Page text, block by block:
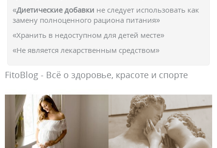
«Диетические добавки не следует использовать как
замену полноценного рациона питания»
«Хранить в недоступном для детей месте»
«Не является лекарственным средством»
FitoBlog - Всё о здоровье, красоте и спорте